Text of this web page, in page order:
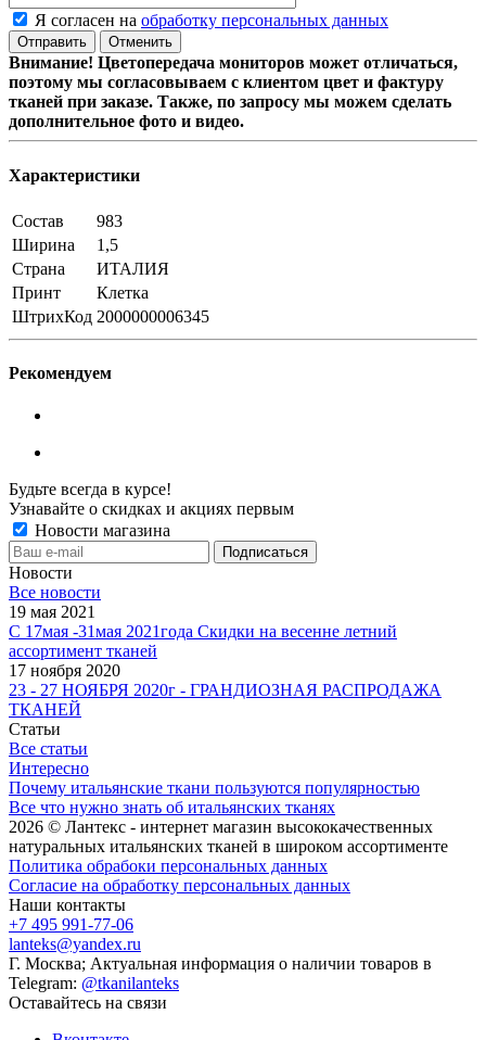
Я согласен на обработку персональных данных
Отменить
Внимание! Цветопередача мониторов может отличаться,
поэтому мы согласовываем с клиентом цвет и фактуру
тканей при заказе. Также, по запросу мы можем сделать
дополнительное фото и видео.
Характеристики
Состав
983
Ширина
1,5
Страна
ИТАЛИЯ
Принт
Клетка
ШтрихКод 2000000006345
Рекомендуем
Будьте всегда в курсе!
Узнавайте о скидках и акциях первым
Новости магазина
Новости
Все новости
19 мая 2021
С 17мая -31мая 2021года Скидки на весенне летний
ассортимент тканей
17 ноября 2020
23 - 27 НОЯБРЯ 2020г - ГРАНДИОЗНАЯ РАСПРОДАЖА
ТКАНЕЙ
Статьи
Все статьи
Интересно
Почему итальянские ткани пользуются популярностью
Все что нужно знать об итальянских тканях
2026 © Лантекс - интернет магазин высококачественных
натуральных итальянских тканей в широком ассортименте
Политика обрабоки персональных данных
Согласие на обработку персональных данных
Наши контакты
+7 495 991-77-06
lanteks@yandex.ru
Г. Москва; Актуальная информация о наличии товаров в
Telegram: @tkanilanteks
Оставайтесь на связи